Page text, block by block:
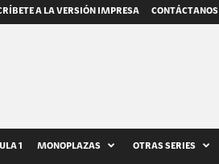
A LA VERSIÓN IMPRESA CONTÁCTANOS
1 MONOPLAZAS OTRAS SERIES